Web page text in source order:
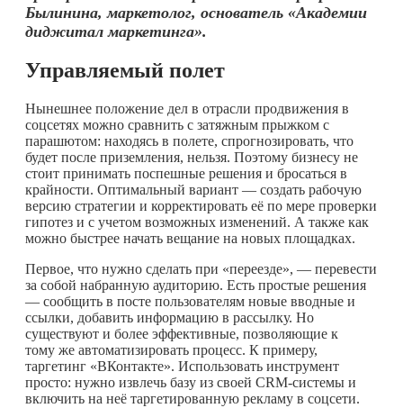
Былинина, маркетолог, основатель «Академии
диджитал маркетинга».
Управляемый полет
Нынешнее положение дел в отрасли продвижения в
соцсетях можно сравнить с затяжным прыжком с
парашютом: находясь в полете, спрогнозировать, что
будет после приземления, нельзя. Поэтому бизнесу не
стоит принимать поспешные решения и бросаться в
крайности. Оптимальный вариант — создать рабочую
версию стратегии и корректировать её по мере проверки
гипотез и с учетом возможных изменений. А также как
можно быстрее начать вещание на новых площадках.
Первое, что нужно сделать при «переезде», — перевести
за собой набранную аудиторию. Есть простые решения
— сообщить в посте пользователям новые вводные и
ссылки, добавить информацию в рассылку. Но
существуют и более эффективные, позволяющие к
тому же автоматизировать процесс. К примеру,
таргетинг «ВКонтакте». Использовать инструмент
просто: нужно извлечь базу из своей CRM-системы и
включить на неё таргетированную рекламу в соцсети.